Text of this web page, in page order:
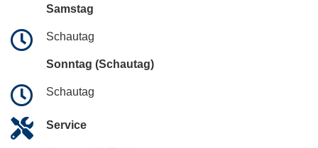
Samstag
Schautag
Sonntag (Schautag)
Schautag
Service